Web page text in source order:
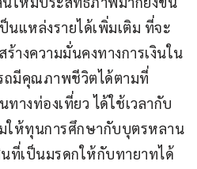
นแหล่งรายได้เพิ่มเติม ที่จะ
างความมั่นคงทางการเงินใน
ถมีคุณภาพชีวิตได้ตามที่
ทางท่องเที่ยว ได้ใช้เวลากับ
มให้ทุนการศึกษากับบุตรหลาน
ที่เป็นมรดกให้กับทายาทได้